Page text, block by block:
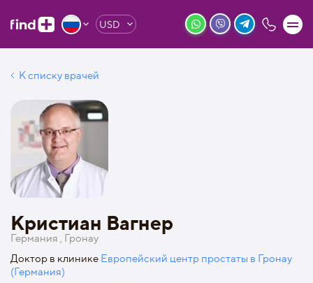
USD
К списку врачей
Кристиан Вагнер
Германия , Гронау
Доктор в клинике Европейский центр простаты в Гронау
(Германия)